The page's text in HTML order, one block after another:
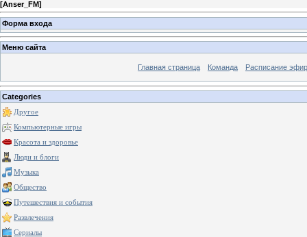
[Anser_FM]
Форма входа
Меню сайта
Главная страница Команда Расписание
Categories
Другое
Компьютерные игры
Красота и здоровье
Люди и блоги
Музыка
Общество
Путешествия и события
Развлечения
Сериалы